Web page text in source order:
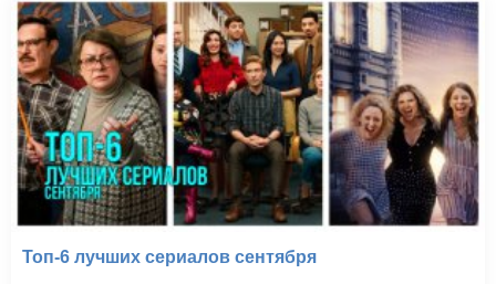
Топ-6 лучших сериалов сентября